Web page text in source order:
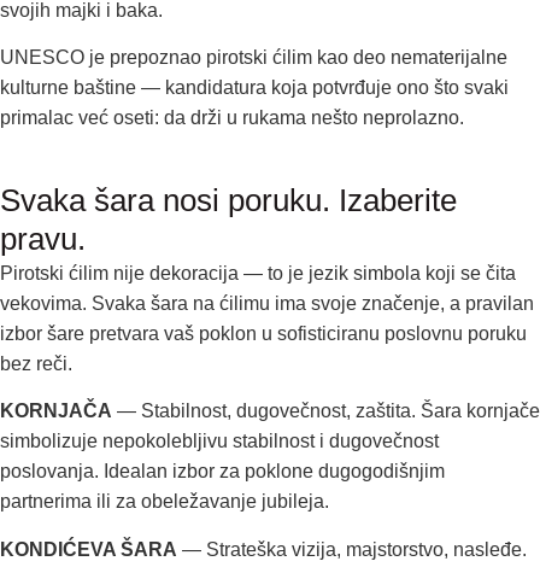
svojih majki i baka.
UNESCO je prepoznao pirotski ćilim kao deo nematerijalne
kulturne baštine — kandidatura koja potvrđuje ono što svaki
primalac već oseti: da drži u rukama nešto neprolazno.
Svaka šara nosi poruku. Izaberite
pravu.
Pirotski ćilim nije dekoracija — to je jezik simbola koji se čita
vekovima. Svaka šara na ćilimu ima svoje značenje, a pravilan
izbor šare pretvara vaš poklon u sofisticiranu poslovnu poruku
bez reči.
KORNJAČA — Stabilnost, dugovečnost, zaštita. Šara kornjače
simbolizuje nepokolebljivu stabilnost i dugovečnost
poslovanja. Idealan izbor za poklone dugogodišnjim
partnerima ili za obeležavanje jubileja.
KONDIĆEVA ŠARA — Strateška vizija, majstorstvo, nasleđe.